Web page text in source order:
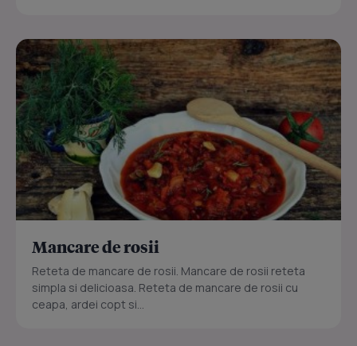
Mancare de rosii
Reteta de mancare de rosii. Mancare de rosii reteta
simpla si delicioasa. Reteta de mancare de rosii cu
ceapa, ardei copt si...